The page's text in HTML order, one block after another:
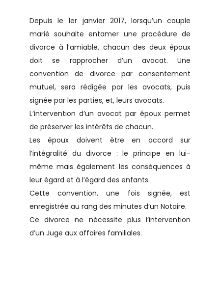
Depuis le 1er janvier 2017, lorsqu’un couple
marié souhaite entamer une procédure de
divorce à l’amiable, chacun des deux époux
doit se rapprocher d’un avocat. Une
convention de divorce par consentement
mutuel, sera rédigée par les avocats, puis
signée par les parties, et, leurs avocats.
L’intervention d’un avocat par époux permet
de préserver les intérêts de chacun.
Les époux doivent être en accord sur
l’intégralité du divorce : le principe en lui-
même mais également les conséquences à
leur égard et à l’égard des enfants.
Cette convention, une fois signée, est
enregistrée au rang des minutes d’un Notaire.
Ce divorce ne nécessite plus l’intervention
d’un Juge aux affaires familiales.